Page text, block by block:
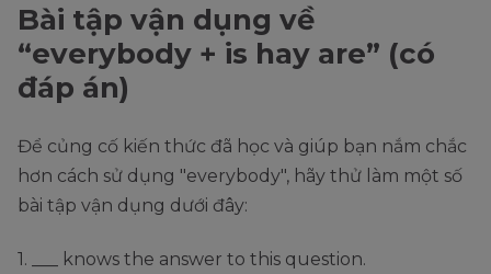
Bài tập vận dụng về
“everybody + is hay are” (có
đáp án)
Để củng cố kiến thức đã học và giúp bạn nắm chắc
hơn cách sử dụng "everybody", hãy thử làm một số
bài tập vận dụng dưới đây:
1. ___ knows the answer to this question.